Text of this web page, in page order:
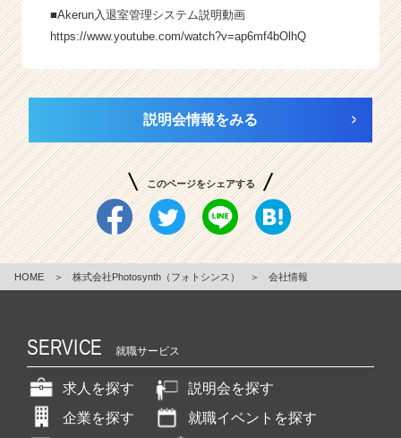
■Akerun入退室管理システム説明動画
https://www.youtube.com/watch?v=ap6mf4bOlhQ
説明会情報をみる
このページをシェアする
HOME ＞ 株式会社Photosynth（フォトシンス） ＞ 会社情報
SERVICE 就職サービス
求人を探す
説明会を探す
企業を探す
就職イベントを探す